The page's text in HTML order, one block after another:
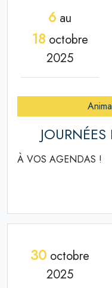
6 au
18octobre
2025
À VOS AGENDAS !
30 octobre
2025